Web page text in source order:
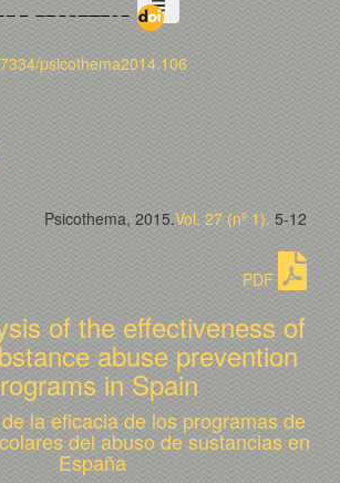
psicothema2014.106
Psicothema, 2015.Vol. 27 (nº 1). 5-12
PDF
of the effectiveness of
abuse prevention
in Spain
la eficacia de los programas de
del abuso de sustancias en
España